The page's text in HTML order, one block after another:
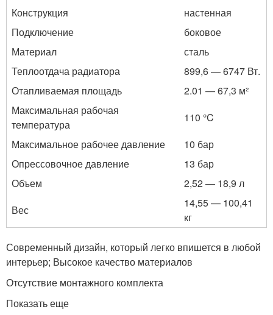
Конструкция
настенная
Подключение
боковое
Материал
сталь
Теплоотдача радиатора
899,6 — 6747 Вт.
Отапливаемая площадь
2.01 — 67,3 м²
Максимальная рабочая
температура
110 °C
Максимальное рабочее давление
10 бар
Опрессовочное давление
13 бар
Объем
2,52 — 18,9 л
Вес
14,55 — 100,41
кг
Современный дизайн, который легко впишется в любой
интерьер; Высокое качество материалов
Отсутствие монтажного комплекта
Показать еще